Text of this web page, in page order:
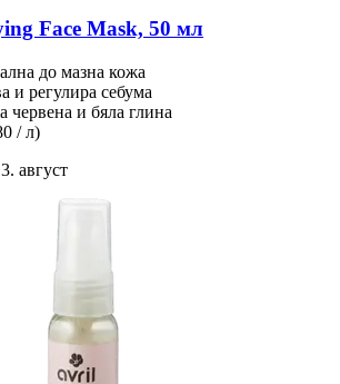
Face Mask, 50 мл
до мазна кожа
и регулира себума
червена и бяла глина
/ л)
август